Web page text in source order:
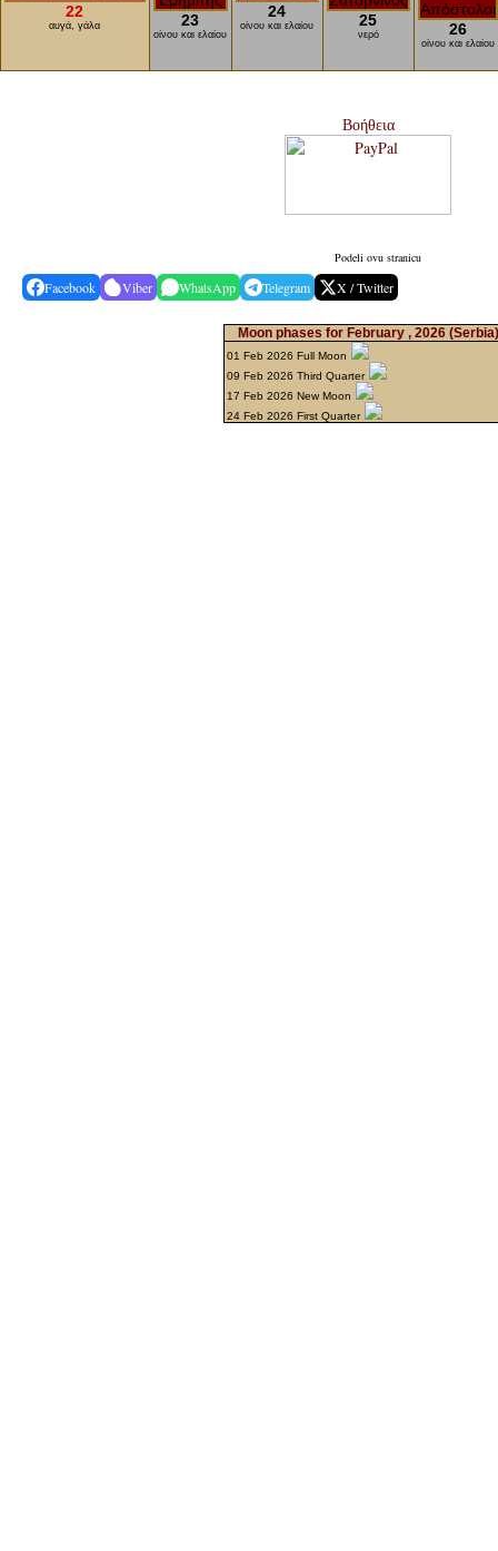
22
αυγά, γάλα 23
οίνου και ελαίου
24
οίνου και ελαίου 25
νερό 26
οίνου και ελαίου
Βοήθεια
Podeli ovu stranicu
Facebook Viber WhatsApp Telegram X / Twitter
Moon phases for February , 2026 (Serbia)
01 Feb 2026 Full Moon
09 Feb 2026 Third Quarter
17 Feb 2026 New Moon
24 Feb 2026 First Quarter